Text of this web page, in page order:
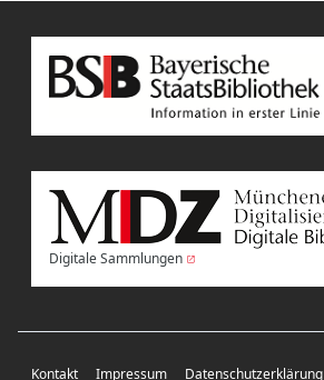
Digitale Sammlungen
Kontakt Impressum Datenschutzerklärung